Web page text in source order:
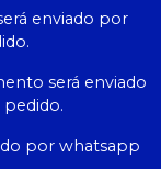
enviado por
será enviado
por whatsapp